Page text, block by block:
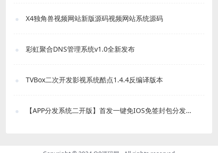
X4独角兽视频网站新版源码视频网站系统源码
彩虹聚合DNS管理系统v1.0全新发布
TVBox二次开发影视系统酷点1.4.4反编译版本
【APP分发系统二开版】首发一键免IOS免签封包分发平台源码 带绿标